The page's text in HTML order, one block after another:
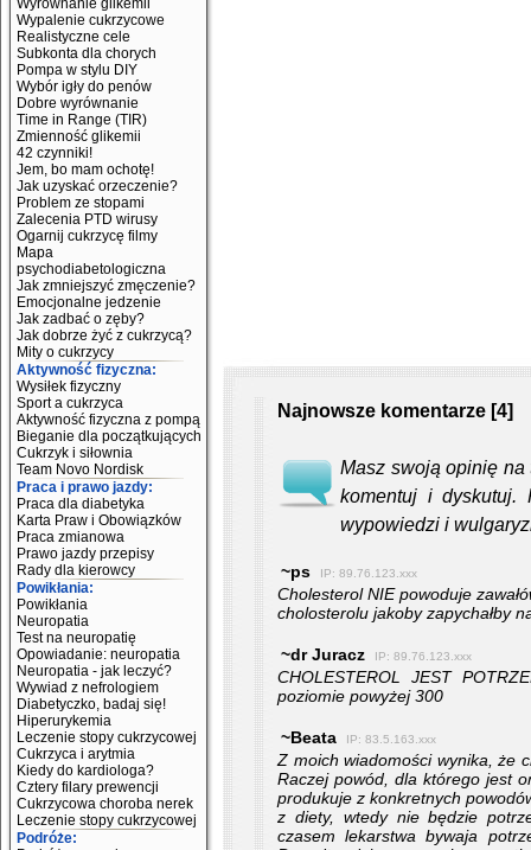
Wyrównanie glikemii
Wypalenie cukrzycowe
Realistyczne cele
Subkonta dla chorych
Pompa w stylu DIY
Wybór igły do penów
Dobre wyrównanie
Time in Range (TIR)
Zmienność glikemii
42 czynniki!
Jem, bo mam ochotę!
Jak uzyskać orzeczenie?
Problem ze stopami
Zalecenia PTD wirusy
Ogarnij cukrzycę filmy
Mapa
psychodiabetologiczna
Jak zmniejszyć zmęczenie?
Emocjonalne jedzenie
Jak zadbać o zęby?
Jak dobrze żyć z cukrzycą?
Mity o cukrzycy
Aktywność fizyczna:
Wysiłek fizyczny
Sport a cukrzyca
Aktywność fizyczna z pompą
Bieganie dla początkujących
Cukrzyk i siłownia
Team Novo Nordisk
Praca i prawo jazdy:
Praca dla diabetyka
Karta Praw i Obowiązków
Praca zmianowa
Prawo jazdy przepisy
Rady dla kierowcy
Powikłania:
Powikłania
Neuropatia
Test na neuropatię
Opowiadanie: neuropatia
Neuropatia - jak leczyć?
Wywiad z nefrologiem
Diabetyczko, badaj się!
Hiperurykemia
Leczenie stopy cukrzycowej
Cukrzyca i arytmia
Kiedy do kardiologa?
Cztery filary prewencji
Cukrzycowa choroba nerek
Leczenie stopy cukrzycowej
Podróże:
Najnowsze komentarze [4]
Masz swoją opinię na
komentuj i dyskutuj.
wypowiedzi i
~ps IP: 89.76.123.xxx
Cholesterol NIE powoduje
cholosterolu jakoby zapychałby
~dr Juracz IP: 89.76.123.xxx
CHOLESTEROL JEST
poziomie powyżej 300
~Beata IP: 83.5.163.xxx
Z moich wiadomości wynika, że
Raczej powód, dla którego jest
produkuje z konkretnych
z diety, wtedy nie będzie
czasem lekarstwa bywaja